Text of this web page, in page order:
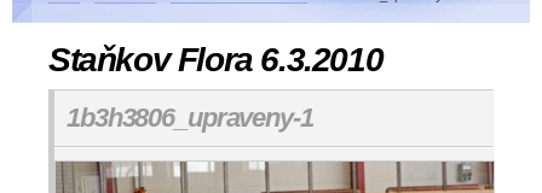
Staňkov Flora 6.3.2010
1b3h3806_upraveny-1